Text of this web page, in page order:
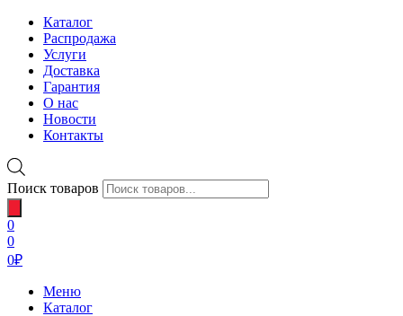
Каталог
Распродажа
Услуги
Доставка
Гарантия
О нас
Новости
Контакты
Поиск товаров
0
0
0₽
Меню
Каталог